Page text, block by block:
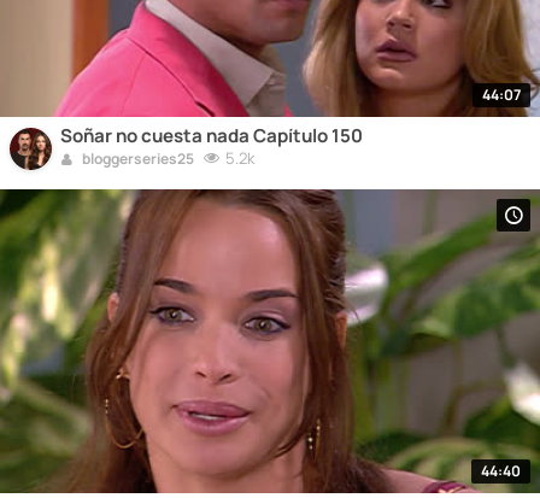
44:07
Soñar no cuesta nada Capítulo 150
bloggerseries25 5.2k
44:40